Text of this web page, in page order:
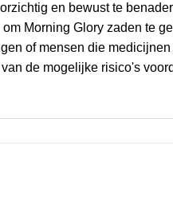
en bewust te
Morning Glory zaden te
of mensen die
de mogelijke risico's